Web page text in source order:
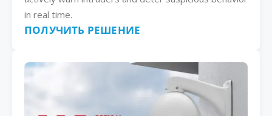
in real time.
ПОЛУЧИТЬ РЕШЕНИЕ